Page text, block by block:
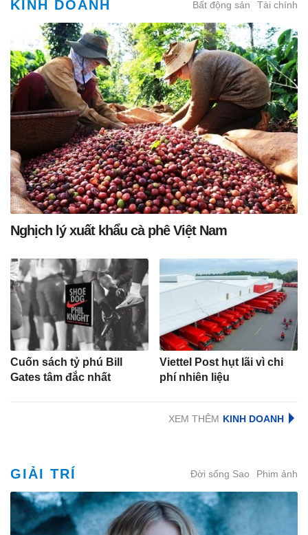
KINH DOANH Bất động sản Tài chính
Nghịch lý xuất khẩu cà phê Việt Nam
Cuốn sách tỷ phú Bill
Gates tâm đắc nhất
Viettel Post hụt lãi vì chi
phí nhiên liệu
XEM THÊM
GIẢI TRÍ Đời sống Sao Phim ảnh